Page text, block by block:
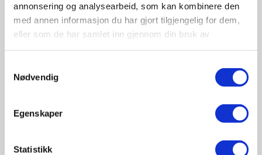
annonsering og analysearbeid, som kan kombinere den
med annen informasjon du har gjort tilgjengelig for dem,
eller som de har samlet inn gjennom din bruk av
Nødvendig
Egenskaper
Statistikk
09-10
Sted: Clarion Hotel & Congress Oslo Airport, Hans